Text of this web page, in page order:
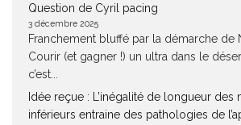
Question de Cyril pacing
3 décembre 2025
Franchement bluffé par la démarche de
Courir (et gagner !) un ultra dans le
c’est...
Idée reçue : L’inégalité de longueur des
inférieurs entraine des pathologies de